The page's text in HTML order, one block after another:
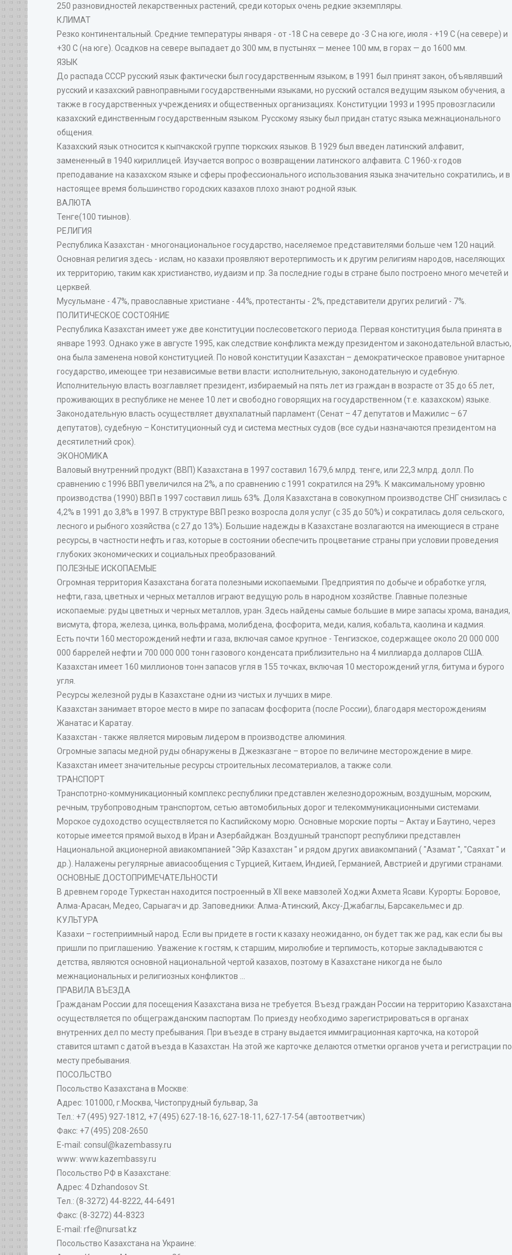
250 разновидностей лекарственных растений, среди которых очень редкие экземпляры.
КЛИМАТ
Резко континентальный. Средние температуры января - от -18 С на севере до -3 C на юге, июля - +19 С (на севере) и
+30 C (на юге). Осадков на севере выпадает до 300 мм, в пустынях — менее 100 мм, в горах — до 1600 мм.
ЯЗЫК
До распада СССР русский язык фактически был государственным языком; в 1991 был принят закон, объявлявший
русский и казахский равноправными государственными языками, но русский остался ведущим языком обучения, а
также в государственных учреждениях и общественных организациях. Конституции 1993 и 1995 провозгласили
казахский единственным государственным языком. Русскому языку был придан статус языка межнационального
общения.
Казахский язык относится к кыпчакской группе тюркских языков. В 1929 был введен латинский алфавит,
замененный в 1940 кириллицей. Изучается вопрос о возвращении латинского алфавита. С 1960-х годов
преподавание на казахском языке и сферы профессионального использования языка значительно сократились, и в
настоящее время большинство городских казахов плохо знают родной язык.
ВАЛЮТА
Тенге(100 тиынов).
РЕЛИГИЯ
Республика Казахстан - многонациональное государство, населяемое представителями больше чем 120 наций.
Основная религия здесь - ислам, но казахи проявляют веротерпимость и к другим религиям народов, населяющих
их территорию, таким как христианство, иудаизм и пр. За последние годы в стране было построено много мечетей и
церквей.
Мусульмане - 47%, православные христиане - 44%, протестанты - 2%, представители других религий - 7%.
ПОЛИТИЧЕСКОЕ СОСТОЯНИЕ
Республика Казахстан имеет уже две конституции послесоветского периода. Первая конституция была принята в
январе 1993. Однако уже в августе 1995, как следствие конфликта между президентом и законодательной властью,
она была заменена новой конституцией. По новой конституции Казахстан – демократическое правовое унитарное
государство, имеющее три независимые ветви власти: исполнительную, законодательную и судебную.
Исполнительную власть возглавляет президент, избираемый на пять лет из граждан в возрасте от 35 до 65 лет,
проживающих в республике не менее 10 лет и свободно говорящих на государственном (т.е. казахском) языке.
Законодательную власть осуществляет двухпалатный парламент (Сенат – 47 депутатов и Мажилис – 67
депутатов), судебную – Конституционный суд и система местных судов (все судьи назначаются президентом на
десятилетний срок).
ЭКОНОМИКА
Валовый внутренний продукт (ВВП) Казахстана в 1997 составил 1679,6 млрд. тенге, или 22,3 млрд. долл. По
сравнению с 1996 ВВП увеличился на 2%, а по сравнению с 1991 сократился на 29%. К максимальному уровню
производства (1990) ВВП в 1997 составил лишь 63%. Доля Казахстана в совокупном производстве СНГ снизилась с
4,2% в 1991 до 3,8% в 1997. В структуре ВВП резко возросла доля услуг (с 35 до 50%) и сократилась доля сельского,
лесного и рыбного хозяйства (с 27 до 13%). Большие надежды в Казахстане возлагаются на имеющиеся в стране
ресурсы, в частности нефть и газ, которые в состоянии обеспечить процветание страны при условии проведения
глубоких экономических и социальных преобразований.
ПОЛЕЗНЫЕ ИСКОПАЕМЫЕ
Огромная территория Казахстана богата полезными ископаемыми. Предприятия по добыче и обработке угля,
нефти, газа, цветных и черных металлов играют ведущую роль в народном хозяйстве. Главные полезные
ископаемые: руды цветных и черных металлов, уран. Здесь найдены самые большие в мире запасы хрома, ванадия,
висмута, фтора, железа, цинка, вольфрама, молибдена, фосфорита, меди, калия, кобальта, каолина и кадмия.
Есть почти 160 месторождений нефти и газа, включая самое крупное - Тенгизское, содержащее около 20 000 000
000 баррелей нефти и 700 000 000 тонн газового конденсата приблизительно на 4 миллиарда долларов США.
Казахстан имеет 160 миллионов тонн запасов угля в 155 точках, включая 10 месторождений угля, битума и бурого
угля.
Ресурсы железной руды в Казахстане одни из чистых и лучших в мире.
Казахстан занимает второе место в мире по запасам фосфорита (после России), благодаря месторождениям
Жанатас и Каратау.
Казахстан - также является мировым лидером в производстве алюминия.
Огромные запасы медной руды обнаружены в Джезказгане – второе по величине месторождение в мире.
Казахстан имеет значительные ресурсы строительных лесоматериалов, а также соли.
ТРАНСПОРТ
Транспотрно-коммуникационный комплекс республики представлен железнодорожным, воздушным, морским,
речным, трубопроводным транспортом, сетью автомобильных дорог и телекоммуникационными системами.
Морское судоходство осуществляется по Каспийскому морю. Основные морские порты – Актау и Баутино, через
которые имеется прямой выход в Иран и Азербайджан. Воздушный транспорт республики представлен
Национальной акционерной авиакомпанией "Эйр Казахстан " и рядом других авиакомпаний ( "Азамат ", "Саяхат " и
др.). Налажены регулярные авиасообщения с Турцией, Китаем, Индией, Германией, Австрией и другими странами.
ОСНОВНЫЕ ДОСТОПРИМЕЧАТЕЛЬНОСТИ
В древнем городе Туркестан находится построенный в XII веке мавзолей Ходжи Ахмета Ясави. Курорты: Боровое,
Алма-Арасан, Медео, Сарыагач и др. Заповедники: Алма-Атинский, Аксу-Джабаглы, Барсакельмес и др.
КУЛЬТУРА
Казахи – гостеприимный народ. Если вы придете в гости к казаху неожиданно, он будет так же рад, как если бы вы
пришли по приглашению. Уважение к гостям, к старшим, миролюбие и терпимость, которые закладываются с
детства, являются основной национальной чертой казахов, поэтому в Казахстане никогда не было
межнациональных и религиозных конфликтов ...
ПРАВИЛА ВЪЕЗДА
Гражданам России для посещения Казахстана виза не требуется. Въезд граждан России на территорию Казахстана
осуществляется по общегражданским паспортам. По приезду необходимо зарегистрироваться в органах
внутренних дел по месту пребывания. При въезде в страну выдается иммиграционная карточка, на которой
ставится штамп с датой въезда в Казахстан. На этой же карточке делаются отметки органов учета и регистрации по
месту пребывания.
ПОСОЛЬСТВО
Посольство Казахстана в Москве:
Адрес: 101000, г.Москва, Чистопрудный бульвар, 3а
Тел.: +7 (495) 927-1812, +7 (495) 627-18-16, 627-18-11, 627-17-54 (автоответчик)
Факс: +7 (495) 208-2650
E-mail: consul@kazembassy.ru
www: www.kazembassy.ru
Посольство РФ в Казахстане:
Адрес: 4 Dzhandosov St.
Тел.: (8-3272) 44-8222, 44-6491
Факс: (8-3272) 44-8323
E-mail: rfe@nursat.kz
Посольство Казахстана на Украине: